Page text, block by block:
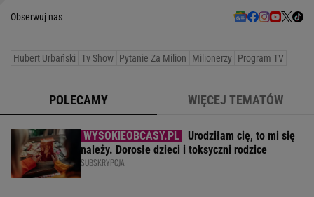
Obserwuj nas
Hubert Urbański Tv Show Pytanie Za Milion Milionerzy Program TV
POLECAMY WIĘCEJ TEMATÓW
Urodziłam cię, to mi się
należy. Dorosłe dzieci i toksyczni rodzice
SUBSKRYPCJA